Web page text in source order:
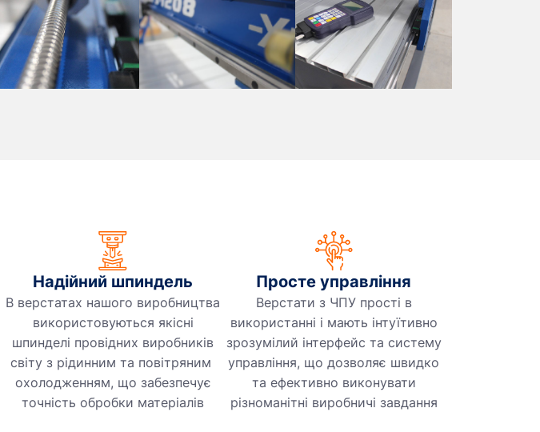
Надійний шпиндель
В верстатах нашого виробництва
використовуються якісні
шпинделі провідних виробників
світу з рідинним та повітряним
охолодженням, що забезпечує
точність обробки матеріалів
Просте управління
Верстати з ЧПУ прості в
використанні і мають інтуїтивно
зрозумілий інтерфейс та систему
управління, що дозволяє швидко
та ефективно виконувати
різноманітні виробничі завдання